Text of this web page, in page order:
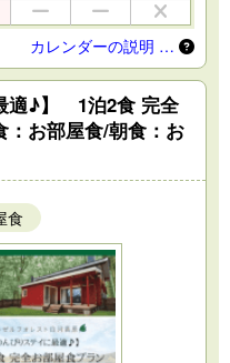
カレンダーの説明 …
適♪】 1泊2食 完全
お部屋食/朝食：お
食